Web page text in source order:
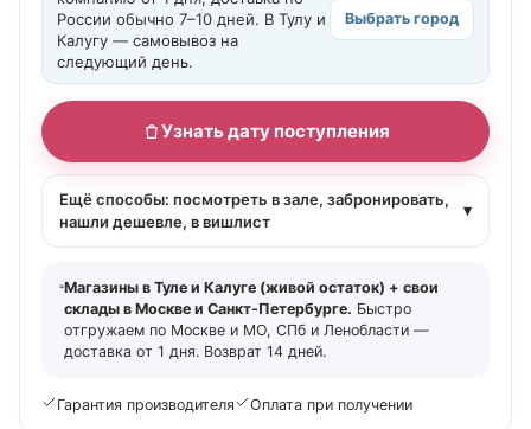
России обычно 7–10 дней. В Тулу и
Калугу — самовывоз на
следующий день.
Выбрать город
Узнать дату поступления
Ещё способы: посмотреть в зале, забронировать,
нашли дешевле, в вишлист
▾
Магазины в Туле и Калуге (живой остаток) + свои
склады в Москве и Санкт-Петербурге. Быстро
отгружаем по Москве и МО, СПб и Ленобласти —
доставка от 1 дня. Возврат 14 дней.
Гарантия производителя Оплата при получении